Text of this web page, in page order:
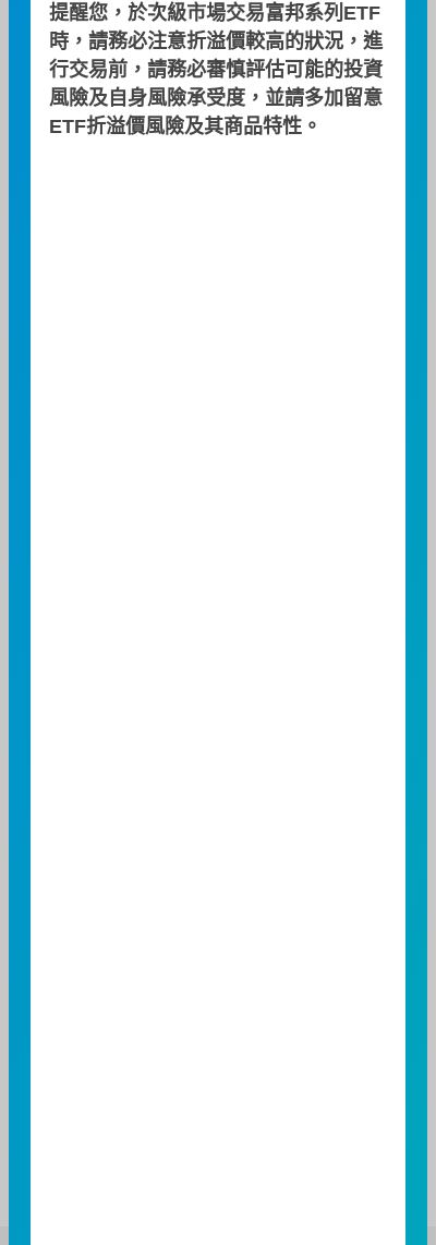
提醒您，於次級市場交易富邦系列ETF
時，請務必注意折溢價較高的狀況，進
行交易前，請務必審慎評估可能的投資
風險及自身風險承受度，並請多加留意
ETF折溢價風險及其商品特性。
08 09 10 11 12 13 14